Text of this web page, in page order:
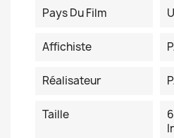
Pays Du Film
Affichiste
Réalisateur
Taille